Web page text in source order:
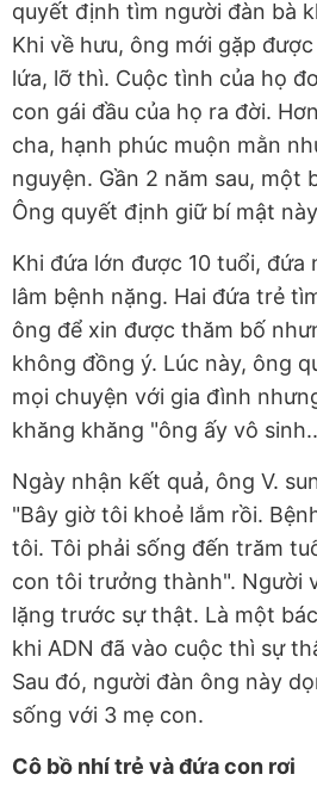
quyết định tìm người đàn bà
Khi về hưu, ông mới gặp
lứa, lỡ thì. Cuộc tình của họ
con gái đầu của họ ra đời.
cha, hạnh phúc muộn mằn
nguyện. Gần 2 năm sau, một
Ông quyết định giữ bí mật
Khi đứa lớn được 10 tuổi, đứa
lâm bệnh nặng. Hai đứa trẻ
ông để xin được thăm bố
không đồng ý. Lúc này, ông
mọi chuyện với gia đình
khăng khăng "ông ấy vô
Ngày nhận kết quả, ông V.
"Bây giờ tôi khoẻ lắm rồi.
tôi. Tôi phải sống đến trăm
con tôi trưởng thành". Người
lặng trước sự thật. Là một
khi ADN đã vào cuộc thì sự
Sau đó, người đàn ông này
sống với 3 mẹ con.
Cô bồ nhí trẻ và đứa con rơi